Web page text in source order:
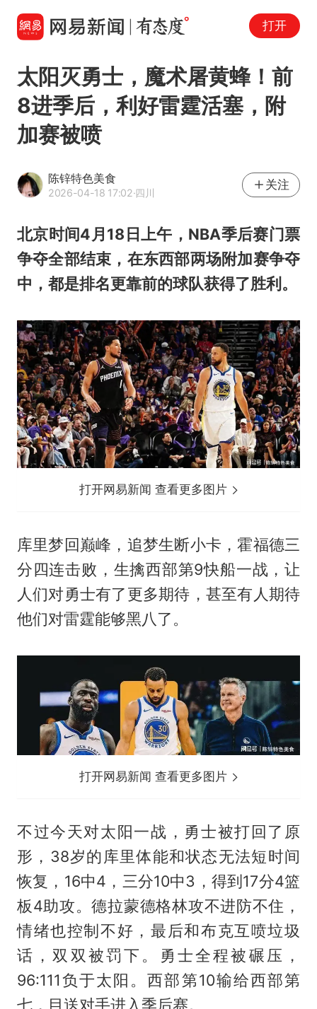
打开
太阳灭勇士，魔术屠黄蜂！前
8进季后，利好雷霆活塞，附
加赛被喷
陈锌特色美食
2026-04-18 17:02·四川
关注
北京时间4月18日上午，NBA季后赛门票
争夺全部结束，在东西部两场附加赛争夺
中，都是排名更靠前的球队获得了胜利。
打开网易新闻 查看更多图片
库里梦回巅峰，追梦生断小卡，霍福德三
分四连击败，生擒西部第9快船一战，让
人们对勇士有了更多期待，甚至有人期待
他们对雷霆能够黑八了。
打开网易新闻 查看更多图片
不过今天对太阳一战，勇士被打回了原
形，38岁的库里体能和状态无法短时间
恢复，16中4，三分10中3，得到17分4篮
板4助攻。德拉蒙德格林攻不进防不住，
情绪也控制不好，最后和布克互喷垃圾
话，双双被罚下。勇士全程被碾压，
96:111负于太阳。西部第10输给西部第
七，目送对手进入季后赛。